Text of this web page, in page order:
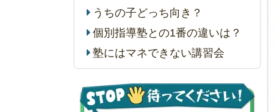
うちの子どっち向き？
個別指導塾との1番の違いは？
塾にはマネできない講習会